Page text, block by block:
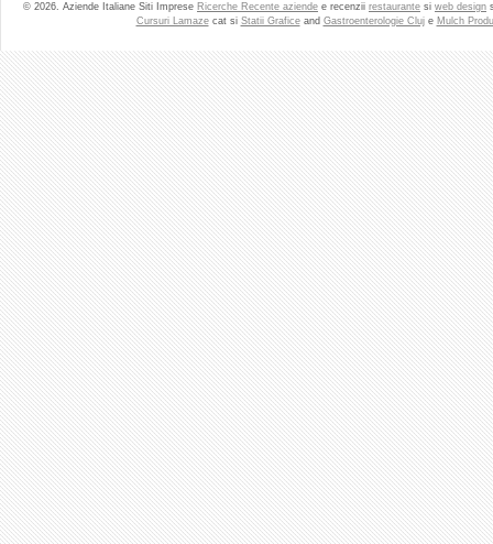
© 2026. Aziende Italiane Siti Imprese Ricerche Recente aziende e recenzii restaurante si web design
Cursuri Lamazecat si Statii Graficeand Gastroenterologie Cluje Mulch